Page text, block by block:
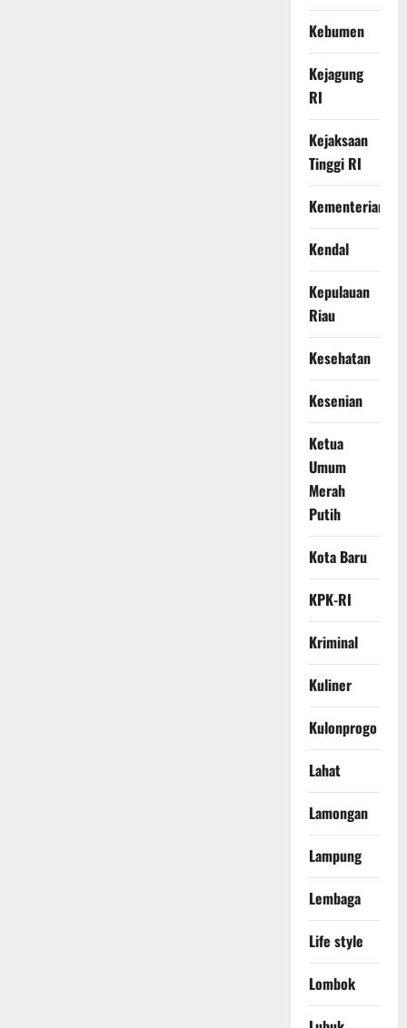
Kebumen
Kejagung
RI
Kejaksaan
Tinggi RI
Kementerian
Kendal
Kepulauan
Riau
Kesehatan
Kesenian
Ketua
Umum
Merah
Putih
Kota Baru
KPK-RI
Kriminal
Kuliner
Kulonprogo
Lahat
Lamongan
Lampung
Lembaga
Life style
Lombok